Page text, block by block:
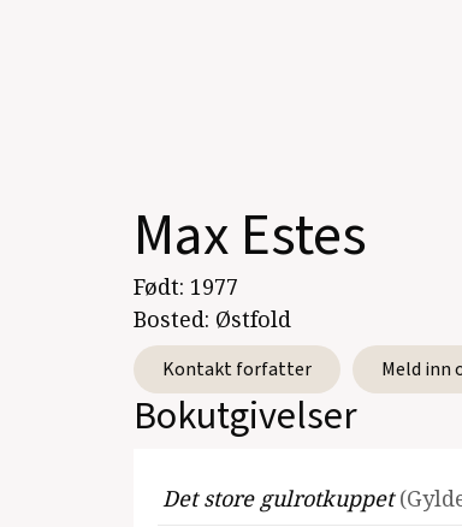
Max Estes
Født: 1977
Bosted: Østfold
Kontakt forfatter Meld inn
Bokutgivelser
Det store gulrotkuppet